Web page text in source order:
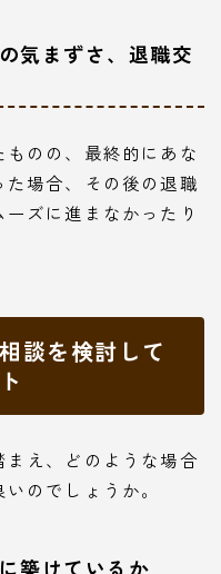
気まずさ、退職交
ものの、最終的にあな
場合、その後の退職
ズに進まなかったり
談を検討して
え、どのような場合
のでしょうか。
築けているか